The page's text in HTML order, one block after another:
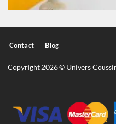
Contact Blog
Copyright 2026 © Univers